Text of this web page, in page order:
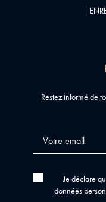
Restez informé de
Je déclare
données